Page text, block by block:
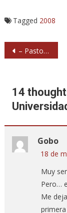
Tagged 2008
Navegación
– Pastora (2008) Pradera de San Isidro. Madrid
14
Gobo
18 de
Muy
Pero…
Me